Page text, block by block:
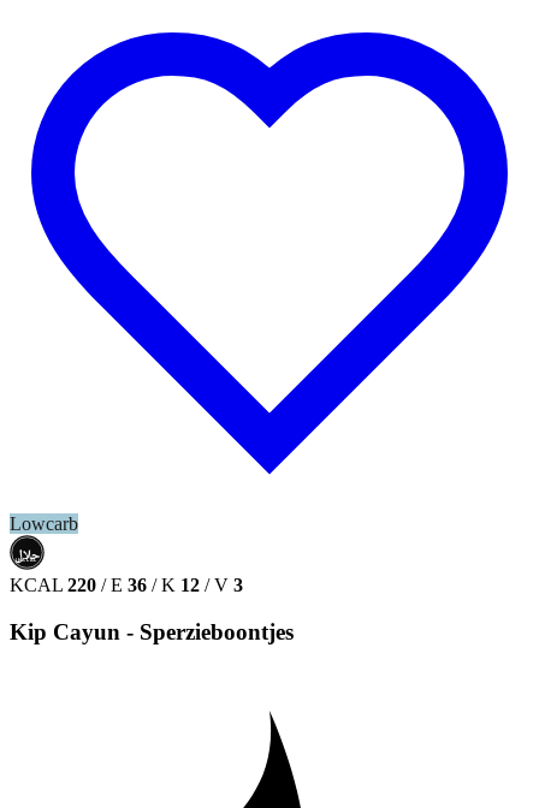
Lowcarb
حلال
HALAL
KCAL 220 / E 36 / K 12 / V 3
Kip Cayun - Sperzieboontjes